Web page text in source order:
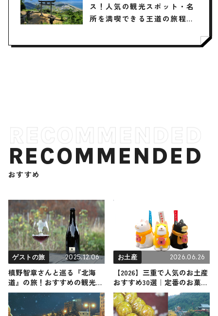
ス！人気の観光スポット・名
所を満喫できる王道の旅程を
RECOMMENDED
おすすめ
ゲストの旅 2025.12.06
槙野智章さんと巡る『北海
道』の旅！おすすめの観光・
グルメをご紹介 2025年12月6
日放送
お土産 2026.06.26
【2026】三重で人気のお土産
おすすめ30選｜定番のお菓
子・スイーツから三重でしか
買えない限定品、女性向けま
で幅広く紹介